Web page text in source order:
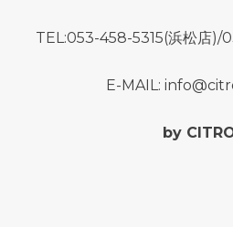
TEL:053-458-5315(浜松店)/
E-MAIL:
by